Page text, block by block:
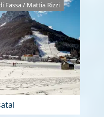
Fassa / Mattia Rizzi